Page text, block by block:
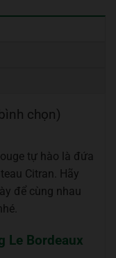
chọn)
tự hào là đứa
Citran. Hãy
để cùng nhau
Le Bordeaux